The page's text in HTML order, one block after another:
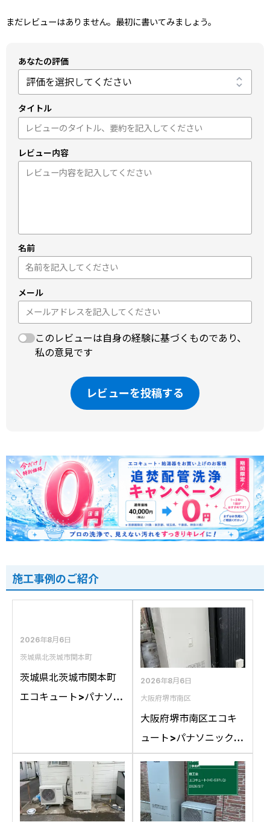
まだレビューはありません。最初に書いてみましょう。
あなたの評価
タイトル
レビュー内容
名前
メール
このレビューは自身の経験に基づくものであり、
私の意見です
レビューを投稿する
施工事例のご紹介
2026年8月6日
茨城県北茨城市関本町
茨城県北茨城市関本町
エコキュート>パナソニ
37D1A10からパナソニ
ックHE-S37LQSへの交
換
2026年8月6日
大阪府堺市南区
大阪府堺市南区エコキ
ュート>パナソニック交
換工事施工事例：パナ
ソニックHE-
46D1QRAPSからパナ
ソニックHE-D46FQS